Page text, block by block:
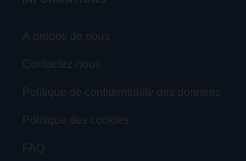
À propos de nous
Contactez-nous
Politique de confidentialité des données
Politique des cookies
FAQ